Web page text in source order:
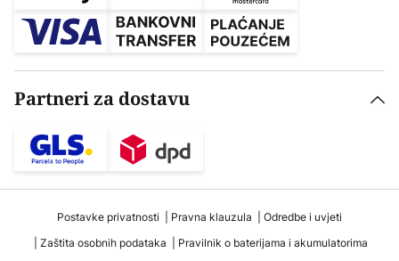
Partneri za dostavu
Postavke privatnosti Pravna klauzula
Odredbe i uvjeti
Zaštita osobnih podataka
Pravilnik o baterijama i akumulatorima